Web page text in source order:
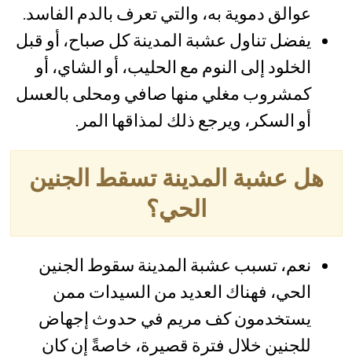
عوالق دموية به، والتي تعرف بالدم الفاسد.
يفضل تناول عشبة المدينة كل صباح، أو قبل
الخلود إلى النوم مع الحليب، أو الشاي، أو
كمشروب مغلي منها صافي ومحلى بالعسل
أو السكر، ويرجع ذلك لمذاقها المر.
هل عشبة المدينة تسقط الجنين
الحي؟
نعم، تسبب عشبة المدينة سقوط الجنين
الحي، فهناك العديد من السيدات ممن
يستخدمون كف مريم في حدوث إجهاض
للجنين خلال فترة قصيرة، خاصةً إن كان